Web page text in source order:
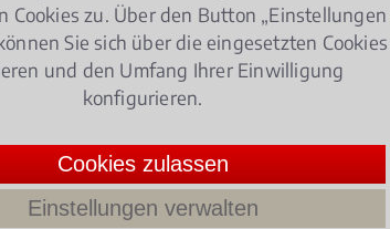
die Adressaten des Medizinrechts.
Medizinrecht:
Cookies zu. Über den Button „Einstellungen
Sie sich über die eingesetzten Cookies
und den Umfang Ihrer Einwilligung
konfigurieren.
Cookies zulassen
Einstellungen verwalten